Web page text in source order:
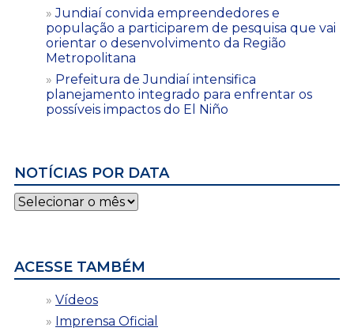
Jundiaí convida empreendedores e
população a participarem de pesquisa que vai
orientar o desenvolvimento da Região
Metropolitana
Prefeitura de Jundiaí intensifica
planejamento integrado para enfrentar os
possíveis impactos do El Niño
NOTÍCIAS POR DATA
Notícias
por
ACESSE TAMBÉM
Vídeos
Imprensa Oficial